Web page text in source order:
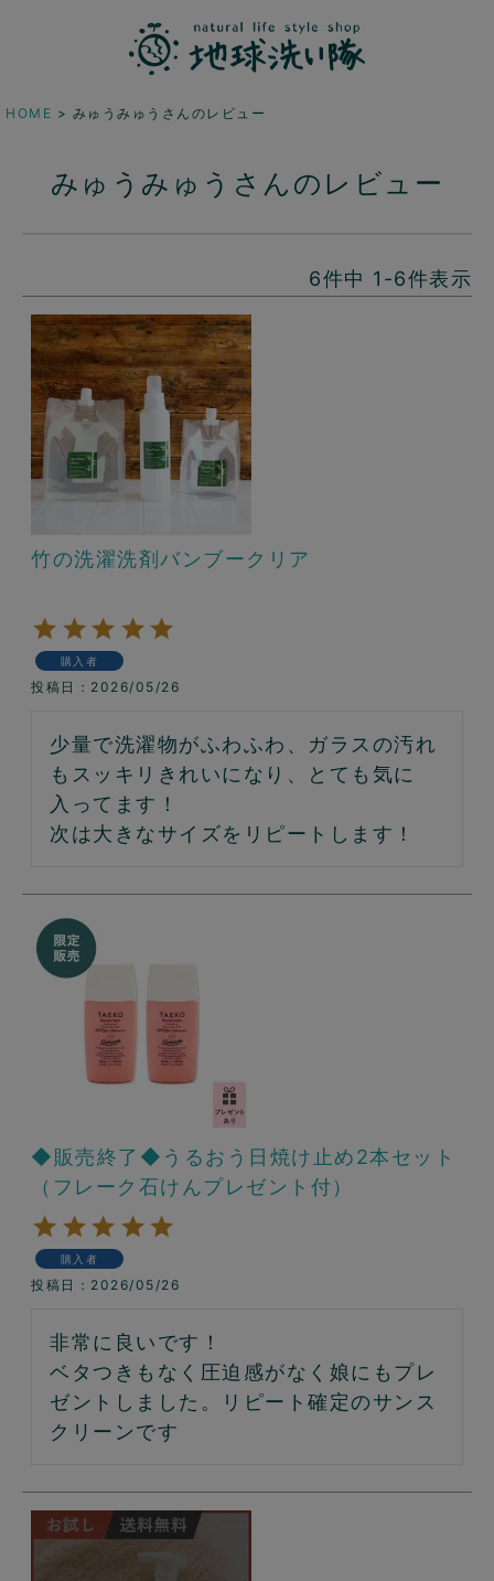
HOME みゅうみゅうさんのレビュー
みゅうみゅうさんのレビュー
6件中 1 -6件表示
竹の洗濯洗剤バンブークリア
購入者
投稿日 2026/05/26
少量で洗濯物がふわふわ、ガラスの汚れ
もスッキリきれいになり、とても気に
入ってます！
次は大きなサイズをリピートします！
◆販売終了◆うるおう日焼け止め2本セット
（フレーク石けんプレゼント付）
購入者
投稿日 2026/05/26
非常に良いです！
ベタつきもなく圧迫感がなく娘にもプレ
ゼントしました。リピート確定のサンス
クリーンです